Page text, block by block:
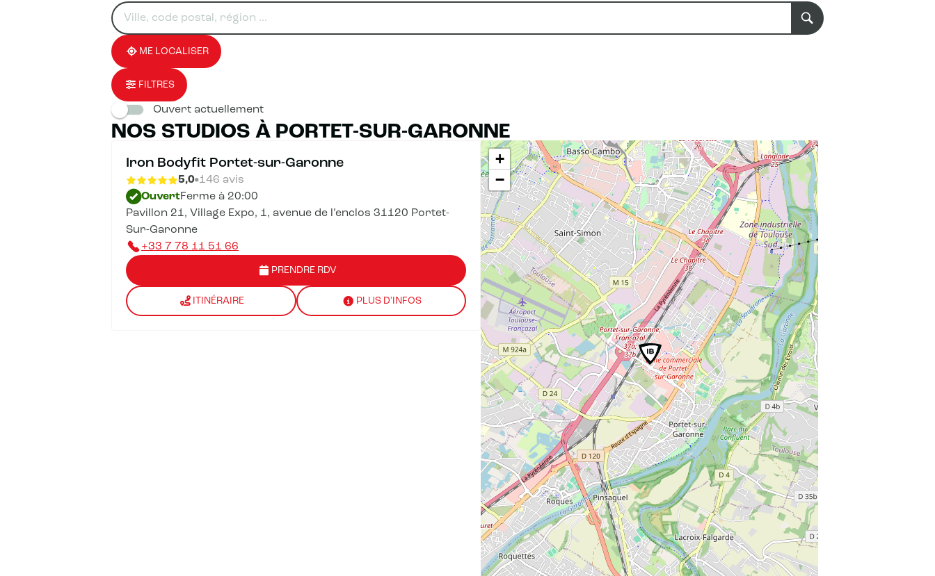
Veuillez
renseigner
une
adresse
0
résultat(s)
trouvé(s)
ME LOCALISER
FILTRES
Ouvert actuellement
NOS STUDIOS À PORTET-SUR-GARONNE
Iron Bodyfit Portet-sur-Garonne
5,0 146 avis
OuvertFerme à 20:00
Pavillon 21, Village Expo, 1, avenue de l’enclos 31120 Portet-
Sur-Garonne
+33 7 78 11 51 66
PRENDRE RDV
ITINÉRAIRE PLUS D'INFOS
+
−